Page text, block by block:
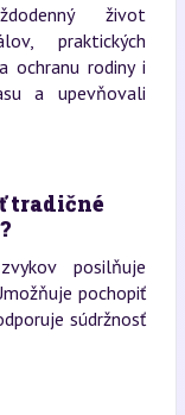
život
praktických
ochranu rodiny i
a upevňovali
tradičné
posilňuje
pochopiť
súdržnosť